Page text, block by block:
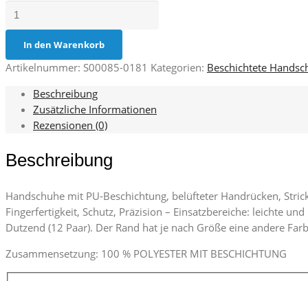
PULSE
(12er
Pack)
Menge
In den Warenkorb
Artikelnummer: S00085-0181 Kategorien: Beschichtete
Beschreibung
Zusätzliche Informationen
Rezensionen (0)
Beschreibung
Handschuhe mit PU-Beschichtung, belüfteter Handrücken,
Fingerfertigkeit, Schutz, Präzision – Einsatzbereiche: leichte
Dutzend (12 Paar). Der Rand hat je nach Größe eine andere
Zusammensetzung: 100 % POLYESTER MIT BESCHICHTUNG